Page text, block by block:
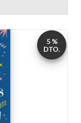
5 %
DTO.